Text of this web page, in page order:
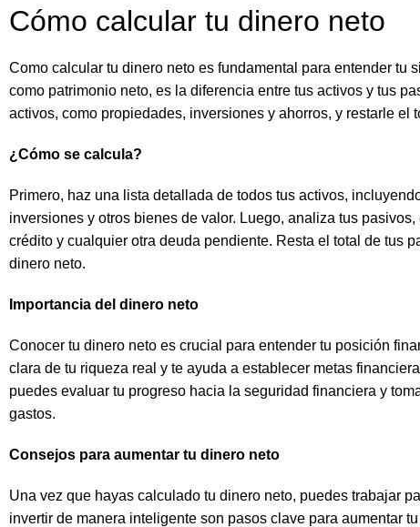
Cómo calcular tu dinero neto
Como calcular tu dinero neto es fundamental para entender tu
como patrimonio neto, es la diferencia entre tus activos y tus
activos, como propiedades, inversiones y ahorros, y restarle el
¿Cómo se calcula?
Primero, haz una lista detallada de todos tus activos,
inversiones y otros bienes de valor. Luego, analiza tus
crédito y cualquier otra deuda pendiente. Resta el total de tus
dinero neto.
Importancia del dinero neto
Conocer tu dinero neto es crucial para entender tu posición
clara de tu riqueza real y te ayuda a establecer metas
puedes evaluar tu progreso hacia la seguridad financiera y
gastos.
Consejos para aumentar tu dinero neto
Una vez que hayas calculado tu dinero neto, puedes trabajar
invertir de manera inteligente son pasos clave para aumentar